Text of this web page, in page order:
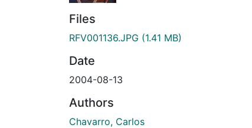
Files
RFV001136.JPG (1.41 MB)
Date
2004-08-13
Authors
Chavarro, Carlos